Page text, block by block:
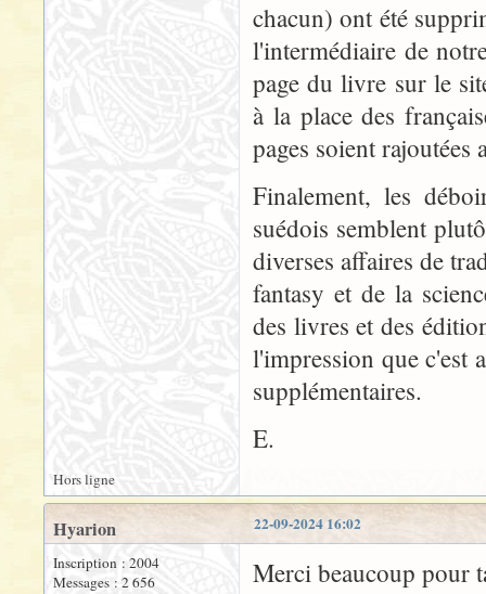
chacun) ont été
l'intermédiaire de
page du livre sur le
à la place des
pages soient rajoutées
Finalement, les
suédois semblent
diverses affaires de
fantasy et de la
des livres et des
l'impression que c'est
supplémentaires.
E.
Hors ligne
22-09-2024 16:02
Hyarion
Inscription : 2004
Messages : 2 656
Merci beaucoup pour